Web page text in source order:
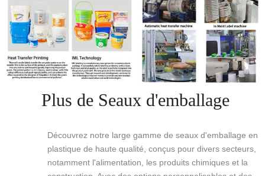
Plus de Seaux d'emballage
Découvrez notre large gamme de seaux d'emballage en
plastique de haute qualité, conçus pour divers secteurs,
notamment l'alimentation, les produits chimiques et la